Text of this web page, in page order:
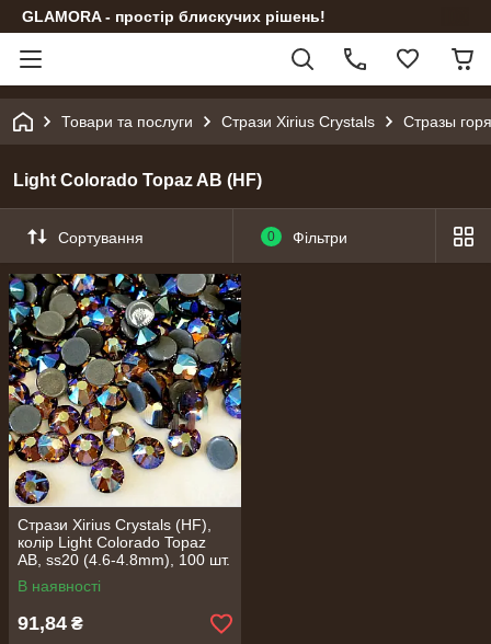
GLAMORA - простір блискучих рішень!
Товари та послуги Стрази Xirius Crystals Стразы
Light Colorado Topaz AB (HF)
Сортування 0 Фільтри
Стрази Xirius Crystals (HF),
колір Light Colorado Topaz
AB, ss20 (4.6-4.8mm), 100 шт.
В наявності
91,84 ₴